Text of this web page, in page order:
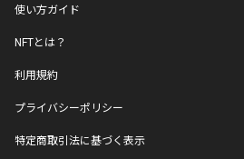
使い方ガイド
NFTとは？
利用規約
プライバシーポリシー
特定商取引法に基づく表示